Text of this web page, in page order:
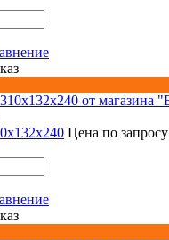
Цена по запросу